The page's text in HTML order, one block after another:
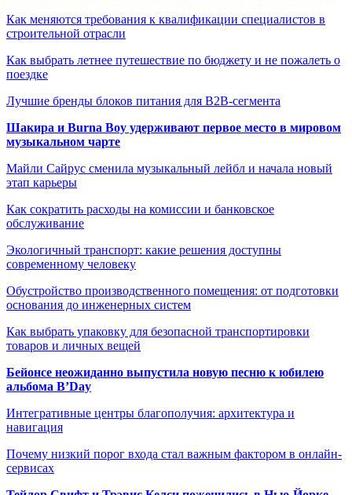
Как меняются требования к квалификации специалистов в
строительной отрасли
Как выбрать летнее путешествие по бюджету и не пожалеть о
поездке
Лучшие бренды блоков питания для B2B-сегмента
Шакира и Burna Boy удерживают первое место в мировом
музыкальном чарте
Майли Сайрус сменила музыкальный лейбл и начала новый
этап карьеры
Как сократить расходы на комиссии и банковское
обслуживание
Экологичный транспорт: какие решения доступны
современному человеку
Обустройство производственного помещения: от подготовки
основания до инженерных систем
Как выбрать упаковку для безопасной транспортировки
товаров и личных вещей
Бейонсе неожиданно выпустила новую песню к юбилею
альбома B’Day
Интегративные центры благополучия: архитектура и
навигация
Почему низкий порог входа стал важным фактором в онлайн-
сервисах